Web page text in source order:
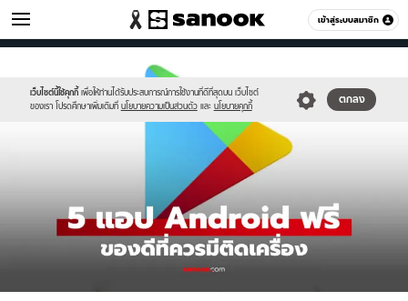
เข้าสู่ระบบสมาชิก
ไอที หมวดอื่นๆ
เว็บไซต์นี้ใช้คุกกี้ เพื่อให้ท่านได้รับประสบการณ์การใช้งานที่ดีที่สุดบน เว็บไซต์
ของเรา โปรดศึกษาเพิ่มเติมที่ นโยบายความเป็นส่วนตัว และ นโยบายคุกกี้
ตกลง
sanook.png